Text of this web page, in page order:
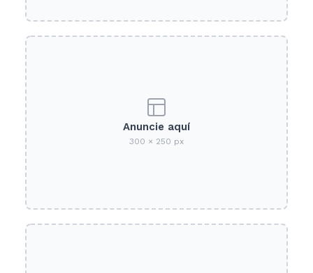
Anuncie aquí
300 × 250 px